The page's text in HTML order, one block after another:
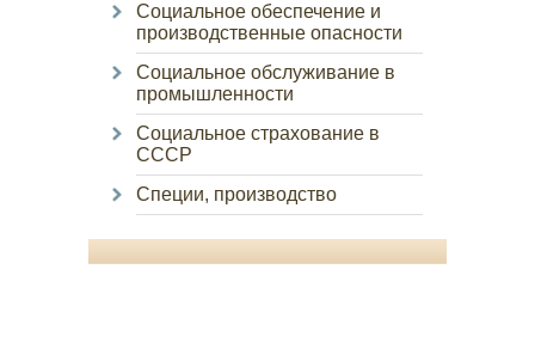
Социальное обеспечение и
производственные опасности
Социальное обслуживание в
промышленности
Социальное страхование в
СССР
Специи, производство